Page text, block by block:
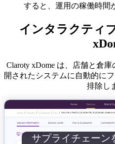
すると、運用の稼働時間
インタラクティ
Claroty xDome は、店舗と倉
開されたシステムに自動的に
排除し
サプライチェーン